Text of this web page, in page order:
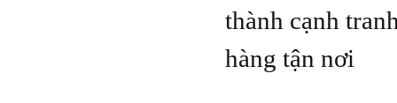
thành cạnh
hàng tận nơi